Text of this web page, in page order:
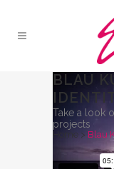
BLAU
Take a look
projects
Home > Blau